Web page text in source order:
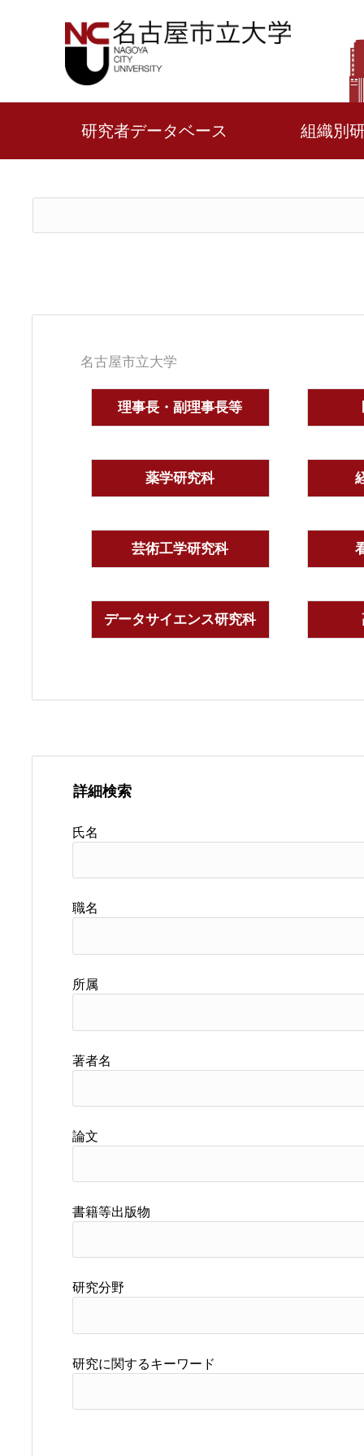
研究者データベース 組織別
名古屋市立大学
理事長・副理事長等
薬学研究科
芸術工学研究科
データサイエンス研究科
詳細検索
氏名
職名
所属
著者名
論文
書籍等出版物
研究分野
研究に関するキーワード